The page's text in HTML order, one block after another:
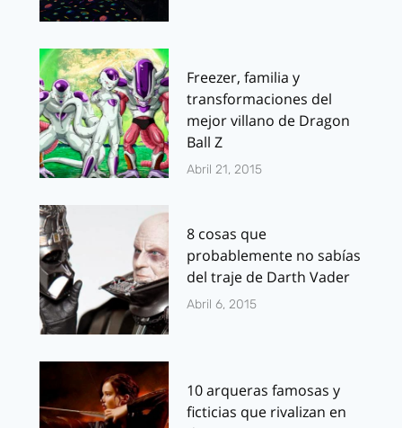
Freezer, familia y
transformaciones del
mejor villano de Dragon
Ball Z
Abril 21, 2015
8 cosas que
probablemente no sabías
del traje de Darth Vader
Abril 6, 2015
10 arqueras famosas y
ficticias que rivalizan en